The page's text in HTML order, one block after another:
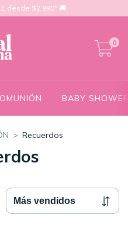
desde $2.990* 🚚
0
BABY
> Recuerdos